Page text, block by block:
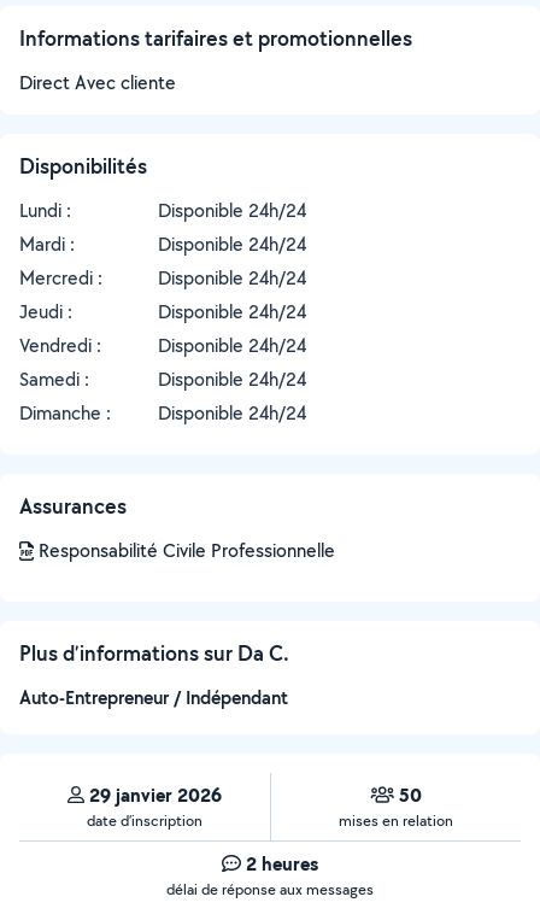
Informations tarifaires et promotionnelles
Direct Avec cliente
Disponibilités
Lundi :
Disponible 24h/24
Mardi :
Disponible 24h/24
Mercredi :
Disponible 24h/24
Jeudi :
Disponible 24h/24
Vendredi :
Disponible 24h/24
Samedi :
Disponible 24h/24
Dimanche :
Disponible 24h/24
Assurances
Responsabilité Civile Professionnelle
Plus d’informations sur Da C.
Auto-Entrepreneur / Indépendant
29 janvier 2026
date d’inscription
50
mises en relation
2 heures
délai de réponse aux messages